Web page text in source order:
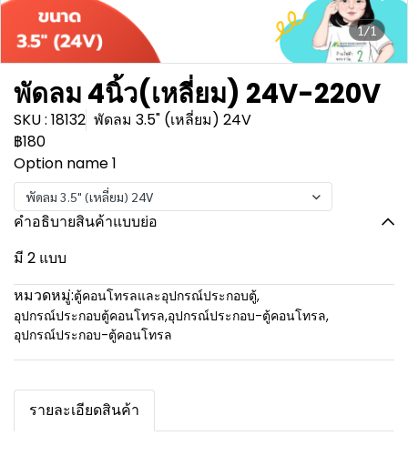
1/1
พัดลม 4นิ้ว(เหลี่ยม) 24V-220V
SKU : 18132 พัดลม 3.5" (เหลี่ยม) 24V
฿180
Option name 1
พัดลม 3.5" (เหลี่ยม) 24V
คำอธิบายสินค้าแบบย่อ
มี 2 แบบ
หมวดหมู่:ตู้คอนโทรลและอุปกรณ์ประกอบตู้,
อุปกรณ์ประกอบตู้คอนโทรล,อุปกรณ์ประกอบ-ตู้คอนโทรล,
อุปกรณ์ประกอบ-ตู้คอนโทรล
รายละเอียดสินค้า